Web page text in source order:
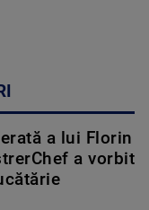
a lui Florin
a vorbit